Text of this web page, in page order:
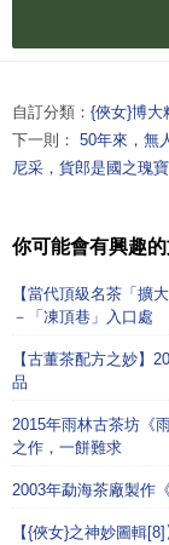
自訂分類： {俠女}博大
下一則： 50年來，無
尼采，貨郎是國之瑰寶
你可能會有興趣的
【當代頂級名茶「擴
－「凍頂巷」入口處
【古董茶配方之妙】
品
2015年雨林古茶坊《
之作，一餅難求
2003年勐海茶廠製作
【{俠女}之神妙圖輯